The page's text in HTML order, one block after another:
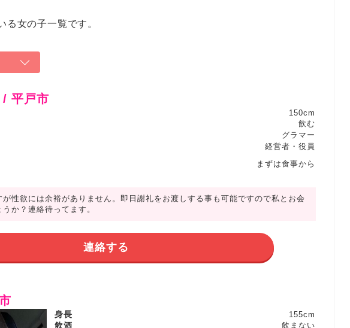
る女の子一覧です。
平戸市
150cm
飲む
グラマー
経営者・役員
まずは食事から
性欲には余裕がありません。即日謝礼をお渡しする事も可能ですので私とお会
か？連絡待ってます。
連絡する
身長 155cm
飲酒 飲まない